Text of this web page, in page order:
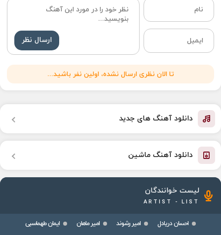
ارسال نظر
تا الان نظری ارسال نشده، اولین نفر باشید...
دانلود آهنگ های جدید
دانلود آهنگ ماشین
لیست خوانندگان
ARTIST - LIST
احسان دریادل امیر رشوند امیر ماهان
ایمان طهماسبی